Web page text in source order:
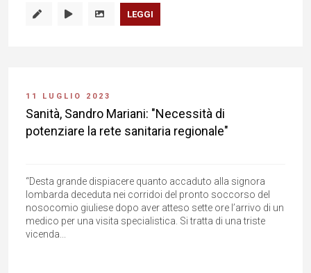
LEGGI
11 LUGLIO 2023
Sanità, Sandro Mariani: "Necessità di
potenziare la rete sanitaria regionale"
“Desta grande dispiacere quanto accaduto alla signora
lombarda deceduta nei corridoi del pronto soccorso del
nosocomio giuliese dopo aver atteso sette ore l’arrivo di un
medico per una visita specialistica. Si tratta di una triste
vicenda...